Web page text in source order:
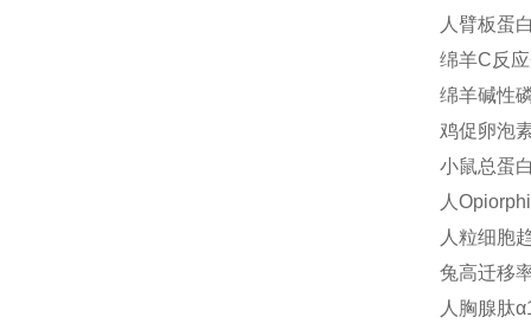
人臂板蛋
绵羊C反
绵羊碱性
鸡促卵泡
小鼠总蛋
人
人粒细胞
兔高迁移
人胸腺肽